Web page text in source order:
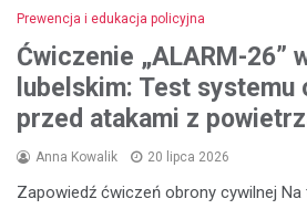
Prewencja i edukacja policyjna
Ćwiczenie „ALARM-26”
lubelskim: Test systemu
przed atakami z
Anna Kowalik 20 lipca 2026
Zapowiedź ćwiczeń obrony cywilnej